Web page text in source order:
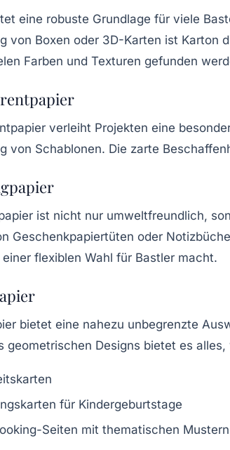
eine robuste Grundlage für viele
von Boxen oder 3D-Karten ist Karton
Farben und Texturen gefunden
verleiht Projekten eine
von Schablonen. Die zarte
ist nicht nur umweltfreundlich,
Geschenkpapiertüten oder
flexiblen Wahl für Bastler macht.
bietet eine nahezu unbegrenzte
geometrischen Designs bietet es
für Kindergeburtstage
Seiten mit thematischen Mustern